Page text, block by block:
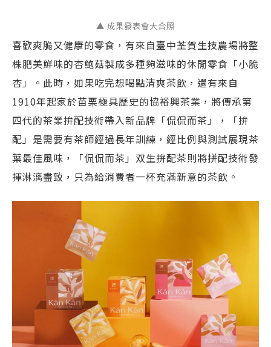
▲ 成果發表會大合照
喜歡爽脆又健康的零食，有來自臺中荃賀生技農場將整
株肥美鮮味的杏鮑菇製成多種夠滋味的休閒零食「小脆
杏」。此時，如果吃完想喝點清爽茶飲，還有來自
1910年起家於苗栗極具歷史的協裕興茶業，將傳承第
四代的茶業拚配技術帶入新品牌「侃侃而茶」，「拚
配」是需要有茶師經過長年訓練，經比例與測試展現茶
葉最佳風味，「侃侃而茶」双生拚配茶則將拼配技術發
揮淋漓盡致，只為給消費者一杯充滿新意的茶飲。